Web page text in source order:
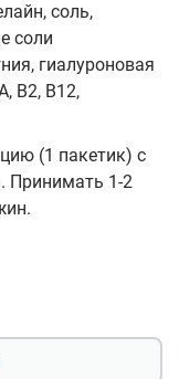
соль,
соли
гиалуроновая
В2, В12,
(1 пакетик) с
Принимать 1-2